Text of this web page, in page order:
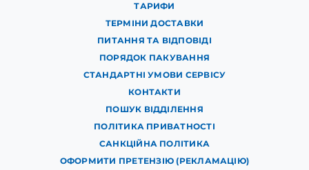
ТАРИФИ
ТЕРМІНИ ДОСТАВКИ
ПИТАННЯ ТА ВІДПОВІДІ
ПОРЯДОК ПАКУВАННЯ
СТАНДАРТНІ УМОВИ СЕРВІСУ
КОНТАКТИ
ПОШУК ВІДДІЛЕННЯ
ПОЛІТИКА ПРИВАТНОСТІ
САНКЦІЙНА ПОЛІТИКА
ОФОРМИТИ ПРЕТЕНЗІЮ (РЕКЛАМАЦІЮ)